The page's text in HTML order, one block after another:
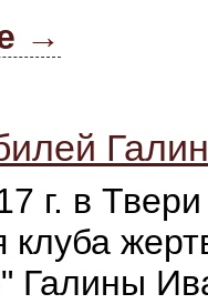
→
г. в
клуба
Галины